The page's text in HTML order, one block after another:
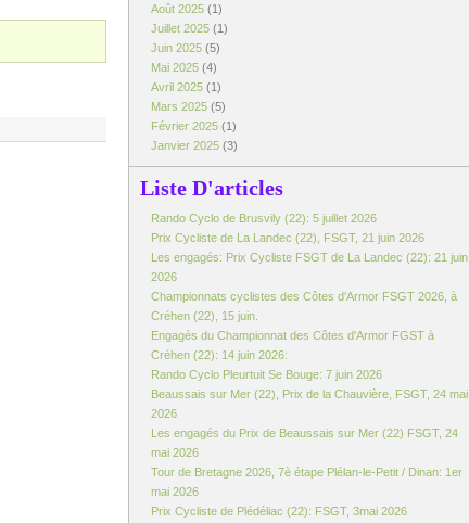
Août 2025 (1)
Juillet 2025 (1)
Juin 2025 (5)
Mai 2025 (4)
Avril 2025 (1)
Mars 2025 (5)
Février 2025 (1)
Janvier 2025 (3)
Liste D'articles
Rando Cyclo de Brusvily (22): 5 juillet 2026
Prix Cycliste de La Landec (22), FSGT, 21 juin 2026
Les engagés: Prix Cycliste FSGT de La Landec (22): 21 juin
2026
Championnats cyclistes des Côtes d'Armor FSGT 2026, à
Créhen (22), 15 juin.
Engagés du Championnat des Côtes d'Armor FGST à
Créhen (22): 14 juin 2026:
Rando Cyclo Pleurtuit Se Bouge: 7 juin 2026
Beaussais sur Mer (22), Prix de la Chauvière, FSGT, 24 mai
2026
Les engagés du Prix de Beaussais sur Mer (22) FSGT, 24
mai 2026
Tour de Bretagne 2026, 7è étape Plélan-le-Petit / Dinan: 1er
mai 2026
Prix Cycliste de Plédéliac (22): FSGT, 3mai 2026